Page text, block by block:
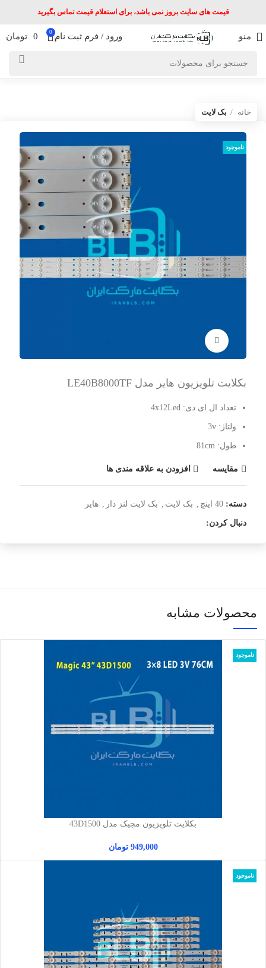
قیمت های سایت بروز نمی باشد، برای استعلام قیمت تماس بگیرید
منو ورود / فرم ثبت نام 0
0 تومان
خانه بک لایت
ناموجود
بکلایت تلویزیون هایر مدل LE40B8000TF
تعداد ال ای دی: 4x12Led
ولتاژ: 3v
طول: 81cm
مقایسه افزودن به علاقه مندی ها
دسته: 40 اینچ , بک لایت , بک لایت لنز دار , هایر
دنبال کردن:
محصولات مشابه
ناموجود
بکلایت تلویزیون مجیک مدل 43D1500
949,000 تومان
ناموجود